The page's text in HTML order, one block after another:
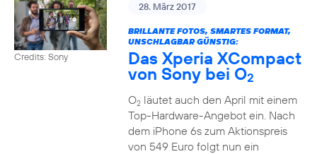
Credits: Sony
28. März 2017
BRILLANTE FOTOS, SMARTES FORMAT,
UNSCHLAGBAR GÜNSTIG:
Das Xperia XCompact
von Sony bei O2
O2läutet auch den April mit einem
Top-Hardware-Angebot ein. Nach
dem iPhone 6s zum Aktionspreis
von 549 Euro folgt nun ein